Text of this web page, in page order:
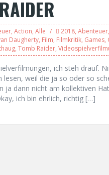
, Action, Alle 2018, Abenteuer,
Daugherty, Film, Filmkritik, Games,
, Tomb Raider,
ich steh drauf.
weil die ja so oder so
ja dann nicht am kollektiven
ich bin ehrlich, richtig […]